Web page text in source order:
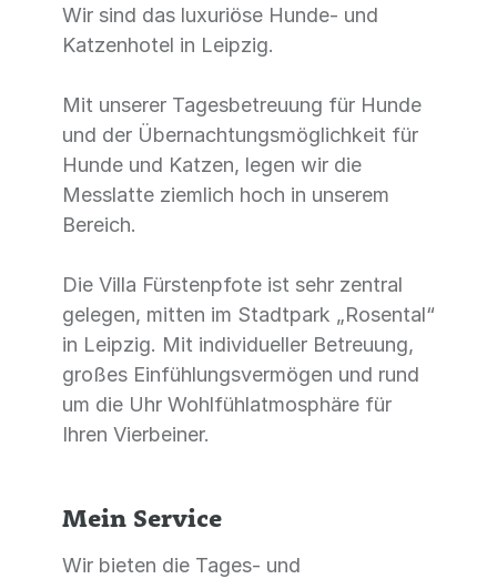
Wir sind das luxuriöse Hunde- und
Katzenhotel in Leipzig.
Mit unserer Tagesbetreuung für Hunde
und der Übernachtungsmöglichkeit für
Hunde und Katzen, legen wir die
Messlatte ziemlich hoch in unserem
Bereich.
Die Villa Fürstenpfote ist sehr zentral
gelegen, mitten im Stadtpark „Rosental“
in Leipzig. Mit individueller Betreuung,
großes Einfühlungsvermögen und rund
um die Uhr Wohlfühlatmosphäre für
Ihren Vierbeiner.
Mein Service
Wir bieten die Tages- und